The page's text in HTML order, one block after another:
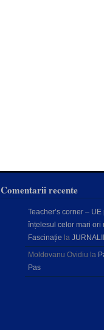
Comentarii recente
Teacher’s corner – UE
înțelesul celor mari ori
Fascinație la
Moldovanu Ovidiu la
Pas